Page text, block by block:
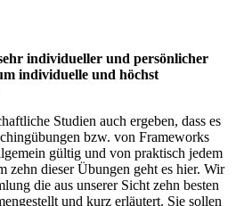
individueller und persönlicher
individuelle und höchst
Studien auch ergeben, dass es
bzw. von Frameworks
gültig und von praktisch jedem
zehn dieser Übungen geht es hier. Wir
die aus unserer Sicht zehn besten
und kurz erläutert. Sie sollen